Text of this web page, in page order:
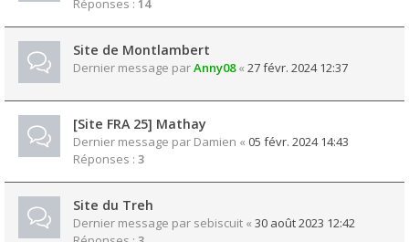
Réponses : 14
Site de Montlambert
Dernier message parAnny08« 27 févr. 2024 12:37
[Site FRA 25] Mathay
Dernier message par Damien « 05 févr. 2024 14:43
Réponses : 3
Site du Treh
Dernier message par sebiscuit « 30 août 2023 12:42